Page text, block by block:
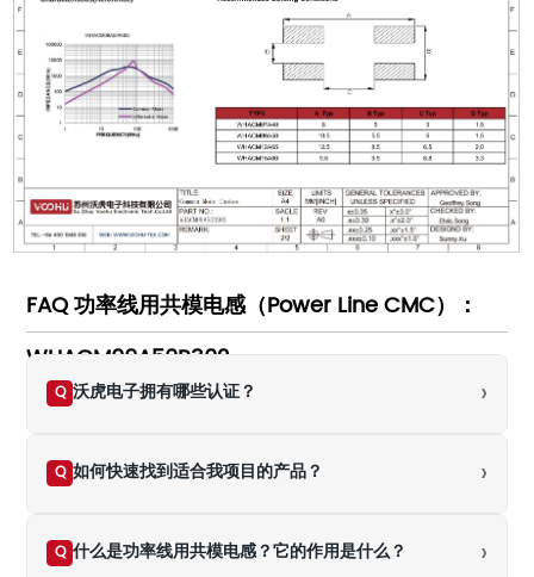
FAQ 功率线用共模电感（Power Line CMC）：
WHACM09A50R302
Q 沃虎电子拥有哪些认证？ ›
Q 如何快速找到适合我项目的产品？ ›
Q 什么是功率线用共模电感？它的作用是什么？ ›